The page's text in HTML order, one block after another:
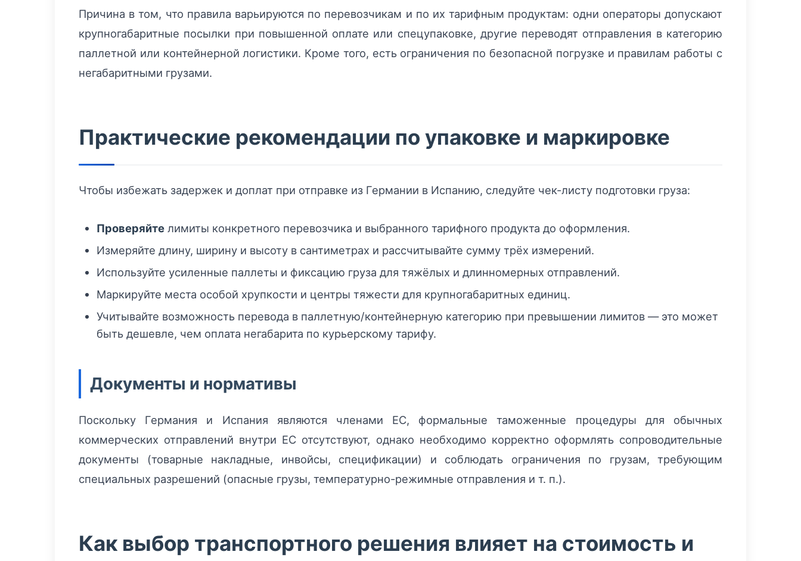
Причина в том, что правила варьируются по перевозчикам и по их тарифным продуктам: одни операторы допускают
крупногабаритные посылки при повышенной оплате или спецупаковке, другие переводят отправления в категорию
паллетной или контейнерной логистики. Кроме того, есть ограничения по безопасной погрузке и правилам работы с
негабаритными грузами.
Практические рекомендации по упаковке и маркировке
Чтобы избежать задержек и доплат при отправке из Германии в Испанию, следуйте чек-листу подготовки груза:
Проверяйте лимиты конкретного перевозчика и выбранного тарифного продукта до оформления.
Измеряйте длину, ширину и высоту в сантиметрах и рассчитывайте сумму трёх измерений.
Используйте усиленные паллеты и фиксацию груза для тяжёлых и длинномерных отправлений.
Маркируйте места особой хрупкости и центры тяжести для крупногабаритных единиц.
Учитывайте возможность перевода в паллетную/контейнерную категорию при превышении лимитов — это может
быть дешевле, чем оплата негабарита по курьерскому тарифу.
Документы и нормативы
Поскольку Германия и Испания являются членами ЕС, формальные таможенные процедуры для обычных
коммерческих отправлений внутри ЕС отсутствуют, однако необходимо корректно оформлять сопроводительные
документы (товарные накладные, инвойсы, спецификации) и соблюдать ограничения по грузам, требующим
специальных разрешений (опасные грузы, температурно-режимные отправления и т. п.).
Как выбор транспортного решения влияет на стоимость и